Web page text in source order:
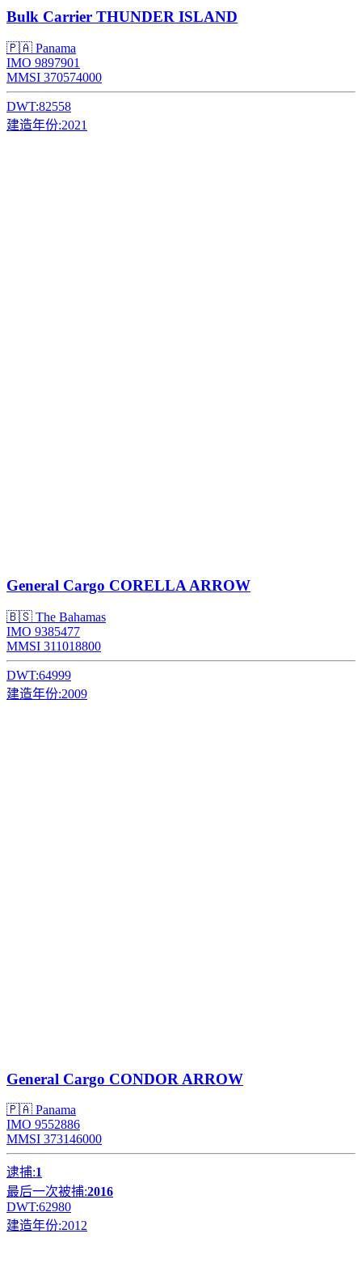
Bulk Carrier THUNDER ISLAND
🇵🇦 Panama
IMO 9897901
MMSI 370574000
DWT:82558
建造年份:2021
General Cargo CORELLA ARROW
🇧🇸 The Bahamas
IMO 9385477
MMSI 311018800
DWT:64999
建造年份:2009
General Cargo CONDOR ARROW
🇵🇦 Panama
IMO 9552886
MMSI 373146000
逮捕:1
最后一次被捕:2016
DWT:62980
建造年份:2012